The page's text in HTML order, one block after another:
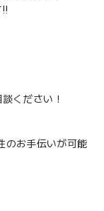
ください！
のお手伝いが可能